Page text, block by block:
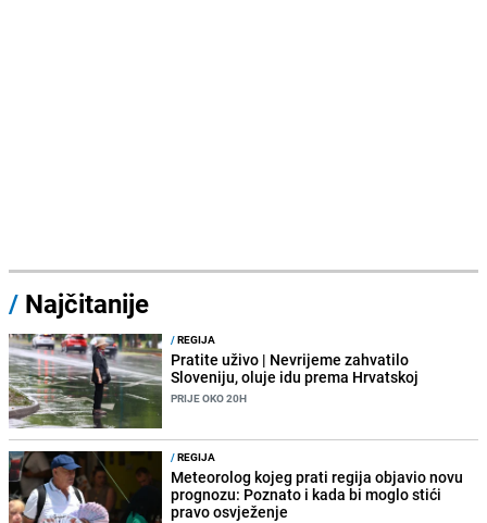
/ Najčitanije
/REGIJA
Pratite uživo | Nevrijeme zahvatilo
Sloveniju, oluje idu prema Hrvatskoj
PRIJE OKO 20H
/REGIJA
Meteorolog kojeg prati regija objavio novu
prognozu: Poznato i kada bi moglo stići
pravo osvježenje